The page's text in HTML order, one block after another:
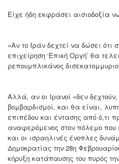
Είχε ήδη εκφράσει αισιοδοξία
«Αν το Ιράν δεχτεί να δώσει
επιχείρηση ‘Επική Οργή’ θα
ρεπουμπλικάνος
Αλλά, αν οι Ιρανοί «δεν
βομβαρδισμοί, και θα είναι,
επιπέδου και έντασης από ό,τι
αναφερόμενος στον πόλεμο που
και οι ισραηλινές ένοπλες
Δημοκρατίας την 28η
κήρυξη κατάπαυσης του πυρός